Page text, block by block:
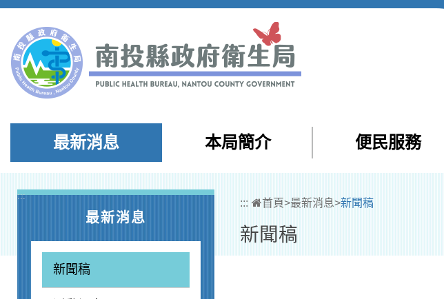
跳到主要內容區塊
最新消息 本局簡介 便民服務
:::
最新消息
新聞稿
::: 首頁>最新消息>新聞稿
新聞稿